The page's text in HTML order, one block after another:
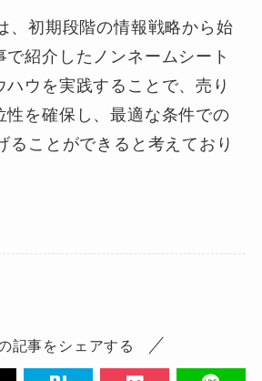
、初期段階の情報戦略から始
で紹介したノンネームシート
ウを実践することで、売り
性を確保し、最適な条件での
ることができると考えており
記事をシェアする